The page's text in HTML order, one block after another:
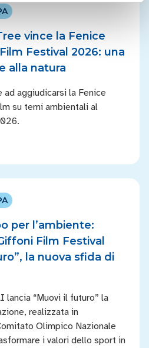
vince la Fenice
Festival 2026: una
alla natura
ad aggiudicarsi la Fenice
su temi ambientali al
per l’ambiente:
Film Festival
la nuova sfida di
lancia “Muovi il futuro” la
realizzata in
Olimpico Nazionale
i valori dello sport in